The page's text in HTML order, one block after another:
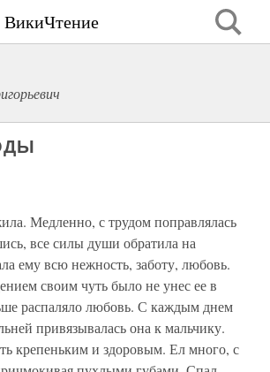
ВикиЧтение
Медленно, с трудом поправлялась
все силы души обратила на
ему всю нежность, заботу, любовь.
своим чуть было не унес ее в
распаляло любовь. С каждым днем
привязывалась она к мальчику.
крепеньким и здоровым. Ел много, с